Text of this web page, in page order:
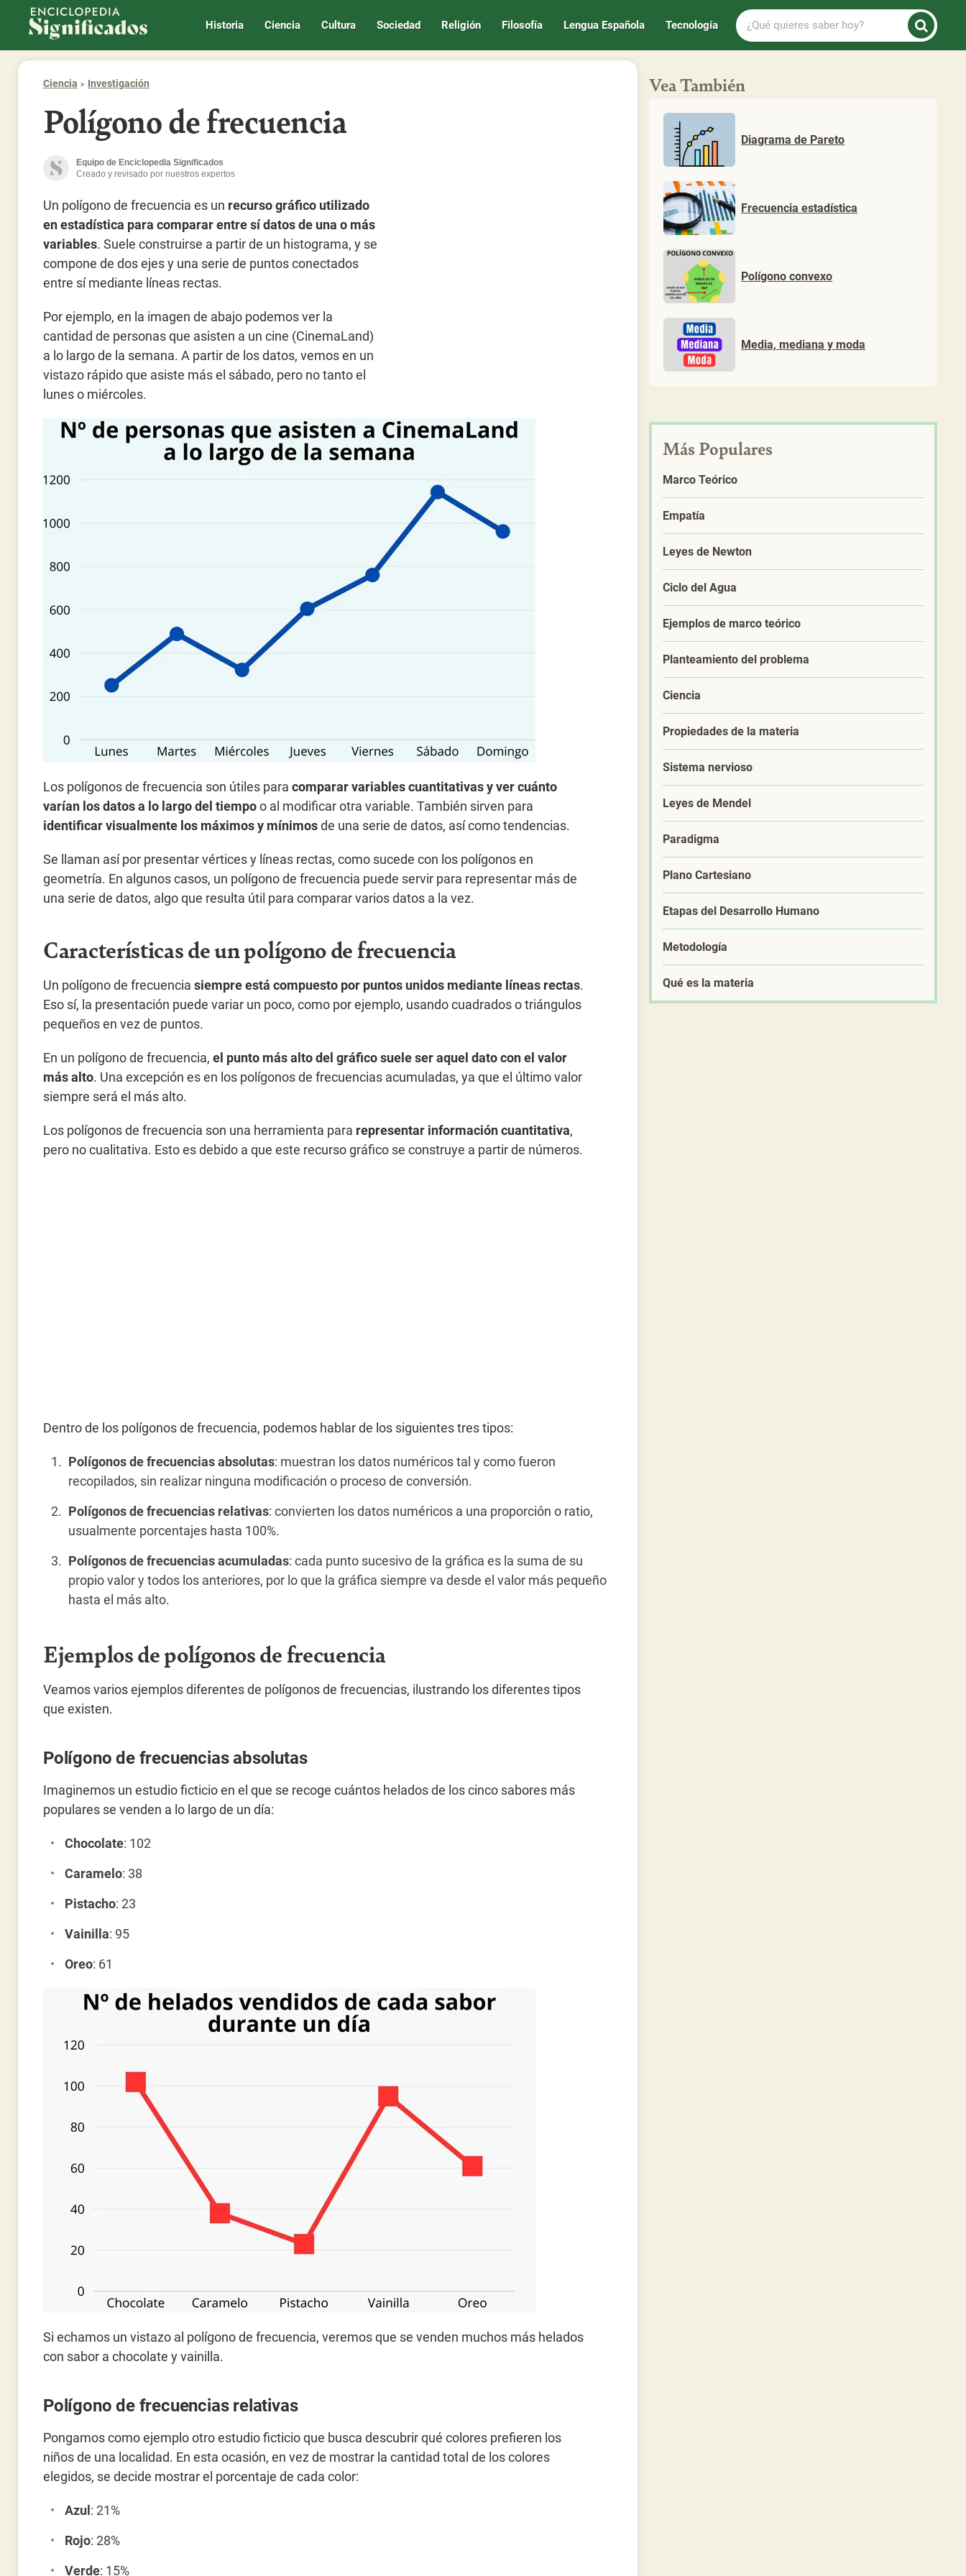
Enciclopedia Significados
Historia Ciencia Cultura Sociedad Religión Filosofía Lengua Española Tecnología
¿Qué
quieres
saber
Ciencia Investigación
Polígono de frecuencia
Equipo de Enciclopedia Significados
Creado y revisado por nuestros expertos
Un polígono de frecuencia es un recurso gráfico utilizado
en estadística para comparar entre sí datos de una o más
variables. Suele construirse a partir de un histograma, y se
compone de dos ejes y una serie de puntos conectados
entre sí mediante líneas rectas.
Por ejemplo, en la imagen de abajo podemos ver la
cantidad de personas que asisten a un cine (CinemaLand)
a lo largo de la semana. A partir de los datos, vemos en un
vistazo rápido que asiste más el sábado, pero no tanto el
lunes o miércoles.
Los polígonos de frecuencia son útiles para comparar variables cuantitativas y ver cuánto
varían los datos a lo largo del tiempoo al modificar otra variable. También sirven para
identificar visualmente los máximos y mínimosde una serie de datos, así como tendencias.
Se llaman así por presentar vértices y líneas rectas, como sucede con los polígonos en
geometría. En algunos casos, un polígono de frecuencia puede servir para representar más de
una serie de datos, algo que resulta útil para comparar varios datos a la vez.
Características de un polígono de frecuencia
Un polígono de frecuencia siempre está compuesto por puntos unidos mediante líneas rectas.
Eso sí, la presentación puede variar un poco, como por ejemplo, usando cuadrados o triángulos
pequeños en vez de puntos.
En un polígono de frecuencia, el punto más alto del gráfico suele ser aquel dato con el valor
más alto. Una excepción es en los polígonos de frecuencias acumuladas, ya que el último valor
siempre será el más alto.
Los polígonos de frecuencia son una herramienta para representar información cuantitativa,
pero no cualitativa. Esto es debido a que este recurso gráfico se construye a partir de números.
Dentro de los polígonos de frecuencia, podemos hablar de los siguientes tres tipos:
Polígonos de frecuencias absolutas: muestran los datos numéricos tal y como fueron
recopilados, sin realizar ninguna modificación o proceso de conversión.
Polígonos de frecuencias relativas: convierten los datos numéricos a una proporción o ratio,
usualmente porcentajes hasta 100%.
Polígonos de frecuencias acumuladas: cada punto sucesivo de la gráfica es la suma de su
propio valor y todos los anteriores, por lo que la gráfica siempre va desde el valor más pequeño
hasta el más alto.
Ejemplos de polígonos de frecuencia
Veamos varios ejemplos diferentes de polígonos de frecuencias, ilustrando los diferentes tipos
que existen.
Polígono de frecuencias absolutas
Imaginemos un estudio ficticio en el que se recoge cuántos helados de los cinco sabores más
populares se venden a lo largo de un día:
Chocolate: 102
Caramelo: 38
Pistacho: 23
Vainilla: 95
Oreo: 61
Si echamos un vistazo al polígono de frecuencia, veremos que se venden muchos más helados
con sabor a chocolate y vainilla.
Polígono de frecuencias relativas
Pongamos como ejemplo otro estudio ficticio que busca descubrir qué colores prefieren los
niños de una localidad. En esta ocasión, en vez de mostrar la cantidad total de los colores
elegidos, se decide mostrar el porcentaje de cada color:
Azul : 21%
Rojo: 28%
Verde: 15%
Vea También
Diagrama de Pareto
Frecuencia estadística
Polígono convexo
Media, mediana y moda
Más Populares
Marco Teórico
Empatía
Leyes de Newton
Ciclo del Agua
Ejemplos de marco teórico
Planteamiento del problema
Ciencia
Propiedades de la materia
Sistema nervioso
Leyes de Mendel
Paradigma
Plano Cartesiano
Etapas del Desarrollo Humano
Metodología
Qué es la materia